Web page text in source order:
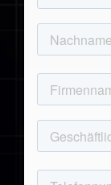
Koreanisch (
Polnisch (
Polski